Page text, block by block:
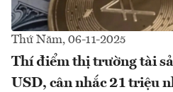
Thứ Năm, 06-11-2025
Thí điểm thị trường tài
USD, cân nhắc 21 triệu